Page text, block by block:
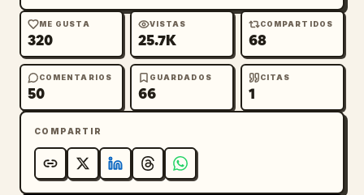
ME GUSTA
320
VISTAS
25.7K
COMPARTIDOS
68
COMENTARIOS
50
GUARDADOS
66
CITAS
1
COMPARTIR